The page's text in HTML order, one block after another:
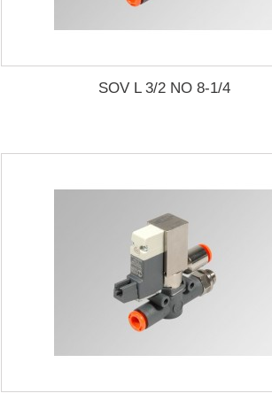
SOV L 3/2 NO 8-1/4